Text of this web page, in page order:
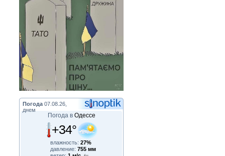
Погода 07.08.26,
днем
Погода в Одессе
+34°
влажность: 27%
давление: 755 мм